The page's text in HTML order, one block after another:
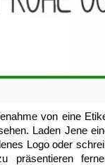
von eine
Laden Jene
Logo oder
präsentieren